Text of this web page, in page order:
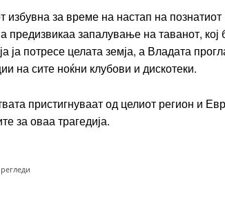
избувна за време на настап на
предизвикаа запалување на таванот,
ја потресе целата земја, а Владата
на сите ноќни клубови и дискотеки.
пристигнуваат од целиот регион и
за оваа трагедија.